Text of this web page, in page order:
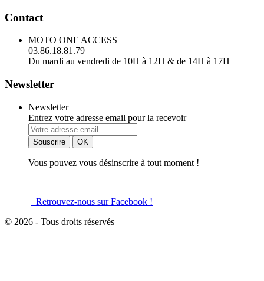
Contact
MOTO ONE ACCESS
03.86.18.81.79
Du mardi au vendredi de 10H à 12H & de 14H à 17H
Newsletter
Newsletter
Entrez votre adresse email pour la recevoir
Vous pouvez vous désinscrire à tout moment !
Retrouvez-nous sur Facebook !
© 2026 - Tous droits réservés